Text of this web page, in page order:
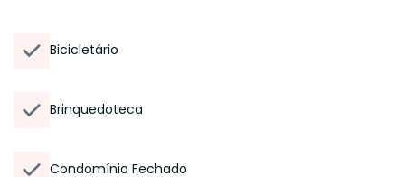
Bicicletário
Brinquedoteca
Condomínio Fechado